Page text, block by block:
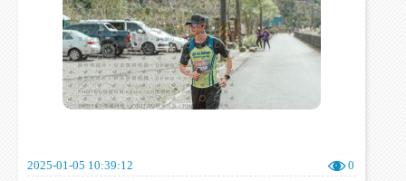
2025-01-05 10:39:12 0